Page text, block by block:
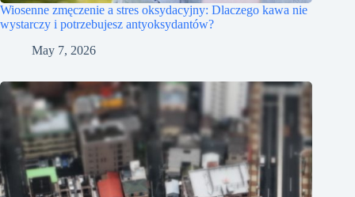
Wiosenne zmęczenie a stres oksydacyjny: Dlaczego kawa nie
wystarczy i potrzebujesz antyoksydantów?
May 7, 2026